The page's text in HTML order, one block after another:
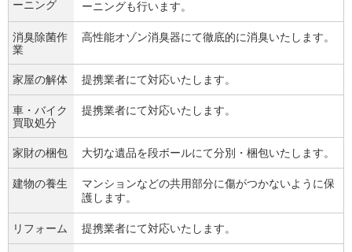
ーニング ーニングも行います。
消臭除菌作
業
高性能オゾン消臭器にて徹底的に消臭いたします。
家屋の解体 提携業者にて対応いたします。
車・バイク
買取処分
提携業者にて対応いたします。
家財の梱包 大切な遺品を段ボールにて分別・梱包いたします。
建物の養生
マンションなどの共用部分に傷がつかないように保
護します。
リフォーム 提携業者にて対応いたします。